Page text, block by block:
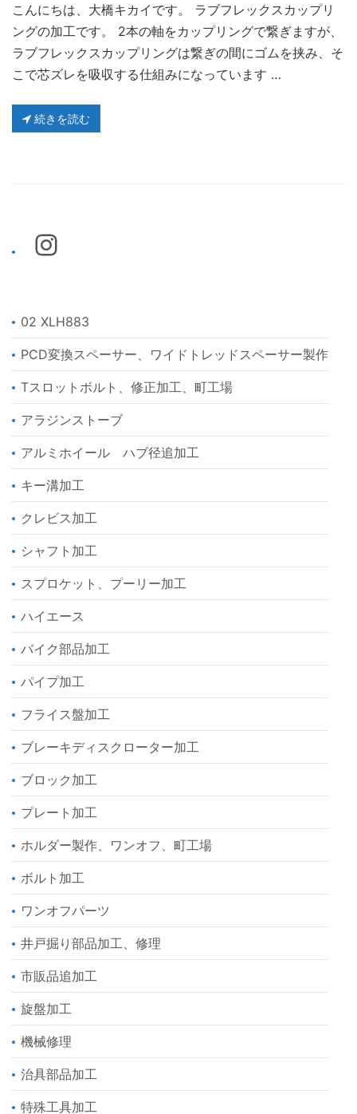
こんにちは、大橋キカイです。 ラブフレックスカップリ
ングの加工です。 2本の軸をカップリングで繋ぎますが、
ラブフレックスカップリングは繋ぎの間にゴムを挟み、そ
こで芯ズレを吸収する仕組みになっています …
続きを読む
02 XLH883
PCD変換スペーサー、ワイドトレッドスペーサー製作
Tスロットボルト、修正加工、町工場
アラジンストーブ
アルミホイール ハブ径追加工
キー溝加工
クレビス加工
シャフト加工
スプロケット、プーリー加工
ハイエース
バイク部品加工
パイプ加工
フライス盤加工
ブレーキディスクローター加工
ブロック加工
プレート加工
ホルダー製作、ワンオフ、町工場
ボルト加工
ワンオフパーツ
井戸掘り部品加工、修理
市販品追加工
旋盤加工
機械修理
治具部品加工
特殊工具加工